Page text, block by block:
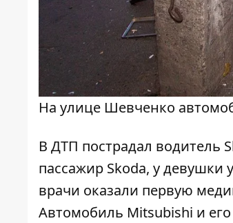
На улице Шевченко
В ДТП пострадал водитель
пассажир Skoda, у девушки
врачи оказали первую
Автомобиль Mitsubishi и